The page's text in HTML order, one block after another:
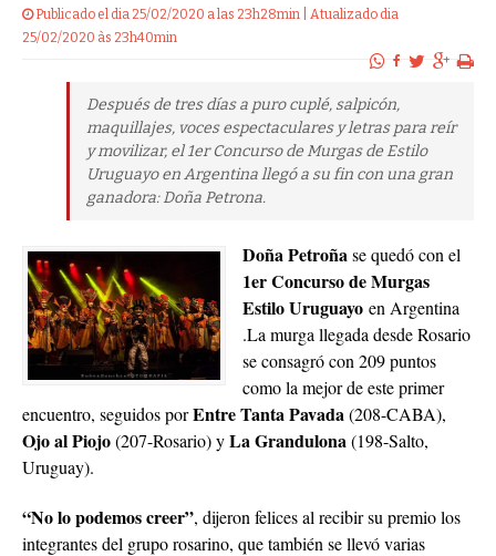
Publicado el dia 25/02/2020 a las 23h28min | Atualizado dia
25/02/2020 às 23h40min
Después de tres días a puro cuplé, salpicón,
maquillajes, voces espectaculares y letras para reír
y movilizar, el 1er Concurso de Murgas de Estilo
Uruguayo en Argentina llegó a su fin con una gran
ganadora: Doña Petrona.
Doña Petroña se quedó con el
1er Concurso de Murgas
Estilo Uruguayo en Argentina
.La murga llegada desde Rosario
se consagró con 209 puntos
como la mejor de este primer
encuentro, seguidos porEntre Tanta Pavada(208-CABA),
Ojo al Piojo(207-Rosario) yLa Grandulona(198-Salto,
Uruguay).
“No lo podemos creer”, dijeron felices al recibir su premio los
integrantes del grupo rosarino, que también se llevó varias